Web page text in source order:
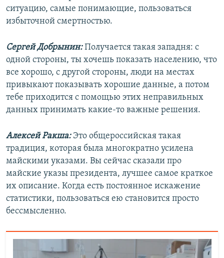
ситуацию, самые понимающие, пользоваться
избыточной смертностью.
Сергей Добрынин:Получается такая западня: с
одной стороны, ты хочешь показать населению, что
все хорошо, с другой стороны, люди на местах
привыкают показывать хорошие данные, а потом
тебе приходится с помощью этих неправильных
данных принимать какие-то важные решения.
Алексей Ракша:Это общероссийская такая
традиция, которая была многократно усилена
майскими указами. Вы сейчас сказали про
майские указы президента, лучшее самое краткое
их описание. Когда есть постоянное искажение
статистики, пользоваться ею становится просто
бессмысленно.